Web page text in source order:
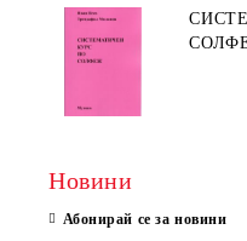
Новини
Абонирай се за новини